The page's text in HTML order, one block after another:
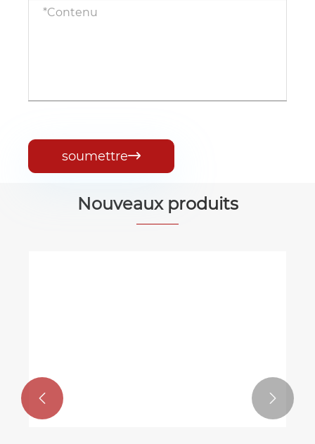
soumettre
Nouveaux produits
 